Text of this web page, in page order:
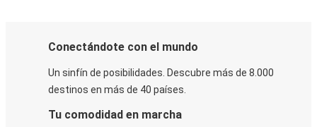
Conectándote con el mundo
Un sinfín de posibilidades. Descubre más de 8.000
destinos en más de 40 países.
Tu comodidad en marcha